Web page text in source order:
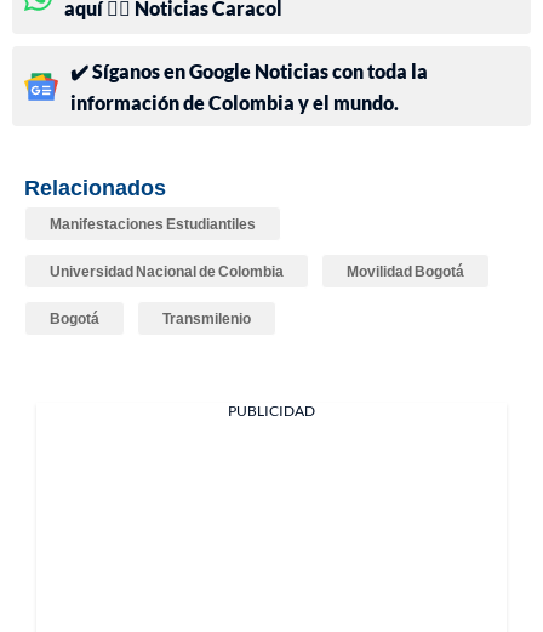
aquí 👉🏻 Noticias Caracol
✔️ Síganos en Google Noticias con toda la
información de Colombia y el mundo.
Relacionados
Manifestaciones Estudiantiles
Universidad Nacional de Colombia Movilidad Bogotá
Bogotá Transmilenio
PUBLICIDAD